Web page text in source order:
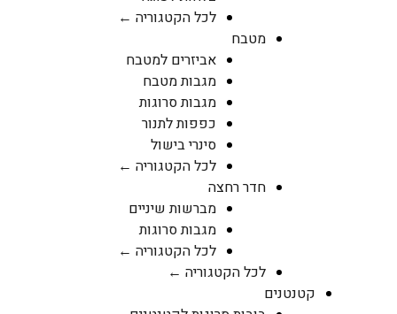
לכל הקטגוריה ←
מטבח
אביזרים למטבח
מגבות מטבח
מגבות סרוגות
כפפות לתנור
סינרי בישול
לכל הקטגוריה ←
חדר רחצה
מברשות שיניים
מגבות סרוגות
לכל הקטגוריה ←
לכל הקטגוריה ←
קטנטנים